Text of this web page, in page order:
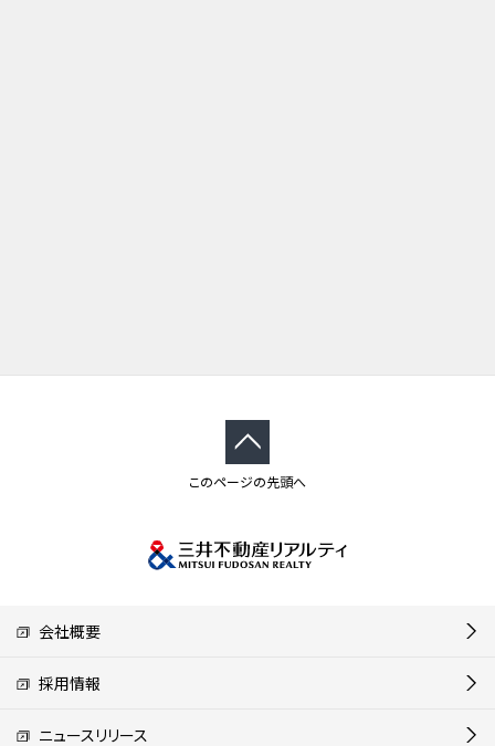
このページの先頭へ
会社概要
採用情報
ニュースリリース